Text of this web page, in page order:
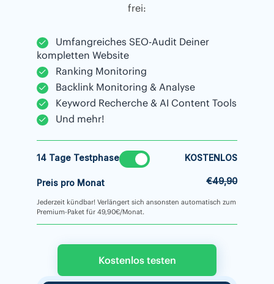
frei:
Umfangreiches SEO-Audit Deiner
kompletten Website
Ranking Monitoring
Backlink Monitoring & Analyse
Keyword Recherche & AI Content Tools
Und mehr!
14 Tage Testphase KOSTENLOS
Preis pro Monat €49,90
Jederzeit kündbar! Verlängert sich ansonsten automatisch zum
Premium-Paket für 49,90€/Monat.
Kostenlos testen